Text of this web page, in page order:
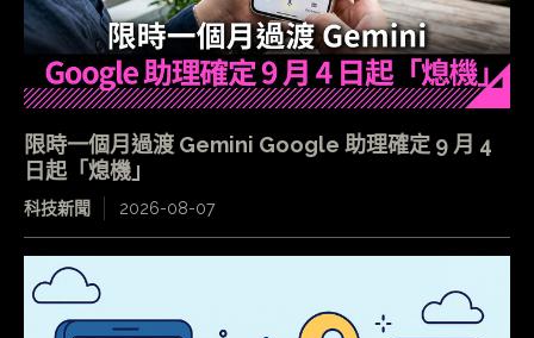
限時一個月過渡 Gemini Google 助理確定 9 月 4
日起「熄機」
科技新聞 2026-08-07